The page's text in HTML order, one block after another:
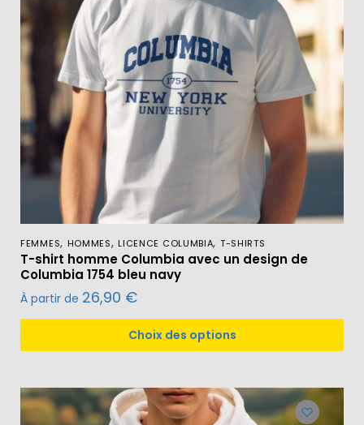
FEMMES, HOMMES, LICENCE COLUMBIA, T-SHIRTS
T-shirt homme Columbia avec un design de
Columbia 1754 bleu navy
À partir de 26,90 €
Choix des options